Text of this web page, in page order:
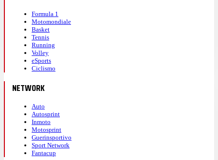
Formula 1
Motomondiale
Basket
Tennis
Running
Volley
eSports
Ciclismo
NETWORK
Auto
Autosprint
Inmoto
Motosprint
Guerinsportivo
Sport Network
Fantacup